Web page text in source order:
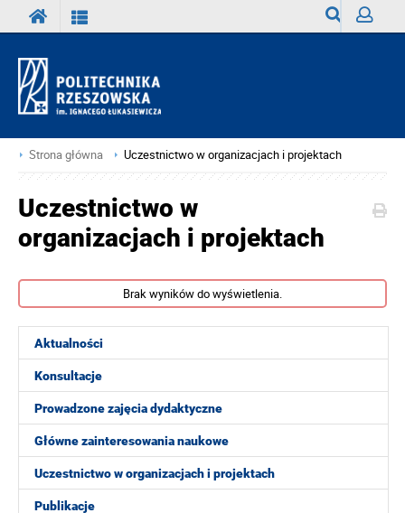
Strona główna Uczestnictwo w organizacjach i projektach
Aktualności
Konsultacje
Prowadzone zajęcia dydaktyczne
Główne zainteresowania naukowe
Uczestnictwo w organizacjach i projektach
Publikacje
Uczestnictwo w
organizacjach i projektach
Brak wyników do wyświetlenia.